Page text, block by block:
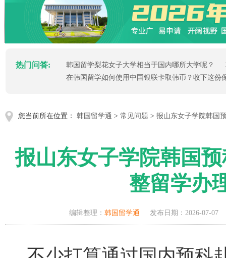
热门问答: 韩国留学梨花女子大学相当于国内哪所大学呢？
在韩国留学如何使用中国银联卡取韩币？收下这份
您当前所在位置： 韩国留学通 > 常见问题 > 报山东女子学院韩国
报山东女子学院韩国
整留学办
编辑整理： 韩国留学通 发布日期：2026-07-07